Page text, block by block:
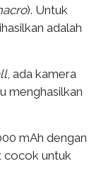
). Untuk
adalah
, ada kamera
menghasilkan
mAh dengan
cocok untuk